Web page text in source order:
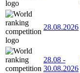
28.08.2026
28.08 -
30.08.2026